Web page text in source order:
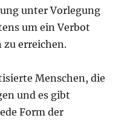
unter Vorlegung
um ein Verbot
zu erreichen.
Menschen, die
und es gibt
Form der